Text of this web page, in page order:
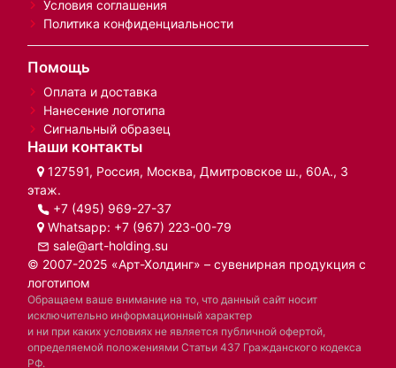
Условия соглашения
Политика конфиденциальности
Помощь
Оплата и доставка
Нанесение логотипа
Сигнальный образец
Наши контакты
127591, Россия, Москва, Дмитровское ш., 60А., 3
этаж.
+7 (495) 969-27-37
Whatsapp: +7 (967) 223-00-79
sale@art-holding.su
© 2007-2025 «Арт-Холдинг» – сувенирная продукция с
логотипом
Обращаем ваше внимание на то, что данный сайт носит
исключительно информационный характер
и ни при каких условиях не является публичной офертой,
определяемой положениями Статьи 437 Гражданского кодекса
РФ.